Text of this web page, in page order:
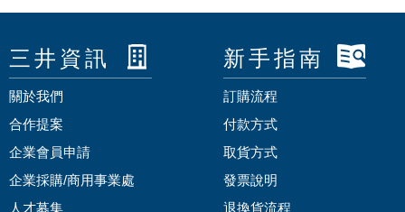
三井資訊
關於我們
合作提案
企業會員申請
企業採購/商用事業處
人才募集
新手指南
訂購流程
付款方式
取貨方式
發票說明
退換貨流程